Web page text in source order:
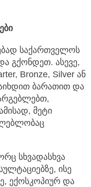
საქართველოს
გქონდეთ. ასევე,
Bronze, Silver ან
ბარათით და
მეტი
სხვადასხვა
ისე
ექოსკოპიურ და